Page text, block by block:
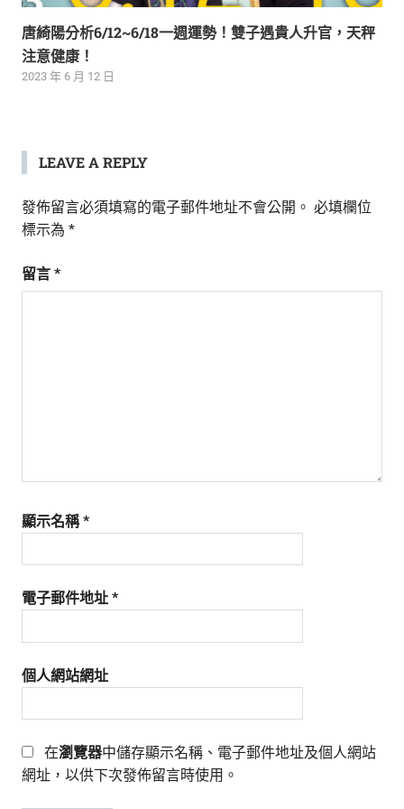
唐綺陽分析6/12~6/18一週運勢！雙子遇貴人升官，天秤
注意健康！
2023 年 6 月 12 日
LEAVE A REPLY
發佈留言必須填寫的電子郵件地址不會公開。 必填欄位
標示為 *
留言 *
顯示名稱*
電子郵件地址 *
個人網站網址
在瀏覽器中儲存顯示名稱、電子郵件地址及個人網站
網址，以供下次發佈留言時使用。